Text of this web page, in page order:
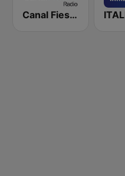
Canal Fiesta Radio